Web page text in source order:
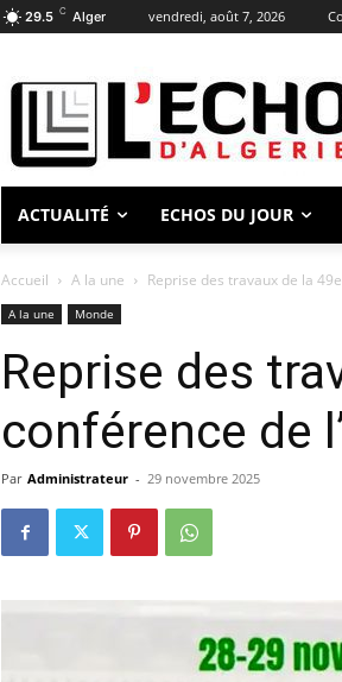
29.5 C Alger vendredi, août 7, 2026
ACTUALITÉ ECHOS DU JOUR
Accueil A la une Reprise des travaux de la
A la une Monde
Reprise des
conférence de
Par Administrateur - 29 novembre 2025